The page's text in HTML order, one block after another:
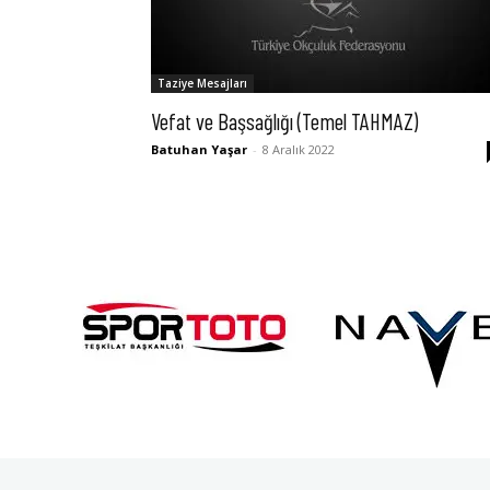
Taziye Mesajları
Vefat ve Başsağlığı (Temel TAHMAZ)
Batuhan Yaşar - 8 Aralık 2022